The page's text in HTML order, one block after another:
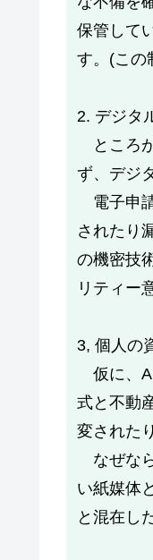
保管して
す。(この
2. デジタ
ところ
ず、デジ
電子申
されたり
の機密技
リティー
3, 個人の
仮に、A
式と不動
変された
なぜな
い紙媒体
と混在し